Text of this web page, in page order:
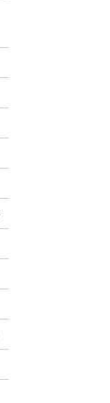
Дизайн машинной